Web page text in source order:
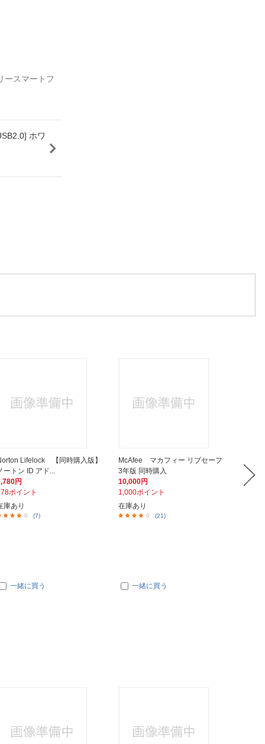
ースマートフ
ホワ
Lifelock 【同時購入版】
ートン ID アド...
円
ポイント
庫あり
(7)
一緒に買う
McAfee マカフィー リブセーフ
3年版 同時購入
10,000円
1,000ポイント
在庫あり
(21)
一緒に買う
用】
6,600円